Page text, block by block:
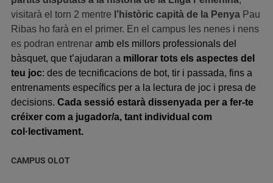
visitarà el torn 2 mentre l’històric capità de la PenyaPau
Ribas ho farà en el primer. En el campus les nenes i nens
es podran entrenaramb els millors professionals del
bàsquet, que t’ajudaran a millorar tots els aspectes del
teu joc: des de tecnificacions de bot, tir i passada, fins a
entrenaments específics per a la lectura de joc i presa de
decisions. Cada sessió estarà dissenyada per a fer-te
créixer com a jugador/a, tant individual com
col·lectivament.
CAMPUS OLOT